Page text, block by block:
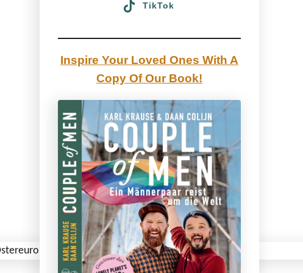
TikTok
Inspire Your Loved Ones With A
Copy Of Our Book!